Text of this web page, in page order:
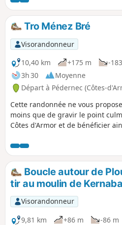
viaduc bleu, épave). Ensuite le
épouse la rive du Leff avec
déclivités. Pour finir une balade
chemin creux et petites routes
Trieux.
Tro Ménez Bré
Visorandonneur
10,40 km
+175 m
-
3h 30
Moyenne
Départ à Pédernec (Côtes-
Cette randonnée ne vous
moins que de gravir le point
Côtes d'Armor et de bénéficier
on prétend même qu'on peut voir
Boucle autour de
tir au moulin de
Visorandonneur
9,81 km
+86 m -86 m